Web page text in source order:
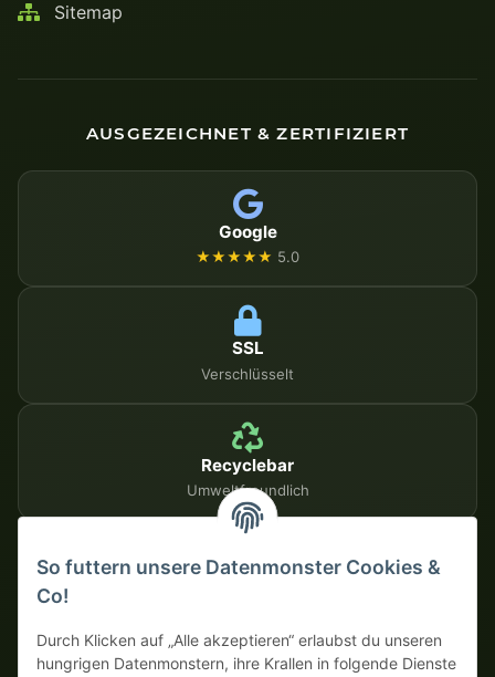
Sitemap
AUSGEZEICHNET & ZERTIFIZIERT
Google
★★★★★ 5.0
SSL
Verschlüsselt
Recyclebar
Umweltfreundlich
SICHERE ZAHLUNGSMETHODEN
So futtern unsere Datenmonster Cookies &
Co!
Durch Klicken auf „Alle akzeptieren“ erlaubst du unseren
hungrigen Datenmonstern, ihre Krallen in folgende Dienste